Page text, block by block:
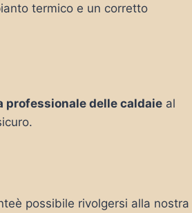
termico e un corretto
professionale delle caldaie al
possibile rivolgersi alla nostra